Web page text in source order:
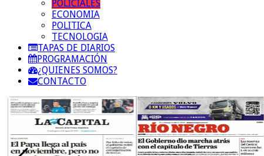
POLICIALES
ECONOMIA
POLITICA
TECNOLOGIA
TAPAS DE DIARIOS
PROGRAMACIÓN
¿QUIENES SOMOS?
CONTACTO